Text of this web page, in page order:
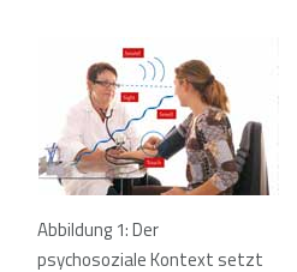
Abbildung 1: Der
psychosoziale Kontext setzt